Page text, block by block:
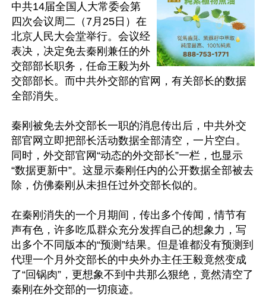
中共14届全国人大常委会第
四次会议周二（7月25日）在
北京人民大会堂举行。会议经
表决，决定免去秦刚兼任的外
交部部长职务，任命王毅为外
交部部长。而中共外交部的官网，有关部长的数据
全部消失。
秦刚被免去外交部长一职的消息传出后，中共外交
部官网立即把部长活动数据全部清空，一片空白。
同时，外交部官网“动态的外交部长”一栏，也显示
“数据更新中”。这显示秦刚任内的公开数据全部被去
除，仿佛秦刚从未担任过外交部长似的。
在秦刚消失的一个月期间，传出多个传闻，情节有
声有色，许多吃瓜群众充分发挥自己的想象力，写
出多个不同版本的“预测”结果。但是谁都没有预测到
代理一个月外交部长的中央外办主任王毅竟然变成
了“回锅肉”，更想象不到中共那么狠绝，竟然清空了
秦刚在外交部的一切痕迹。